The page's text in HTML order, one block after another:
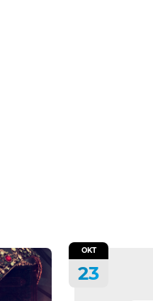
OKT
23